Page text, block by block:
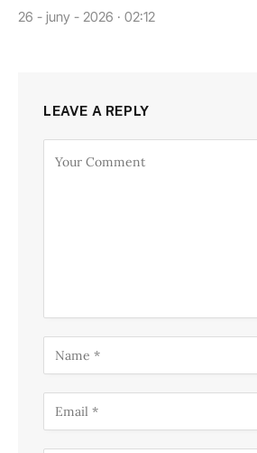
26 - juny - 2026 · 02:12
LEAVE A REPLY